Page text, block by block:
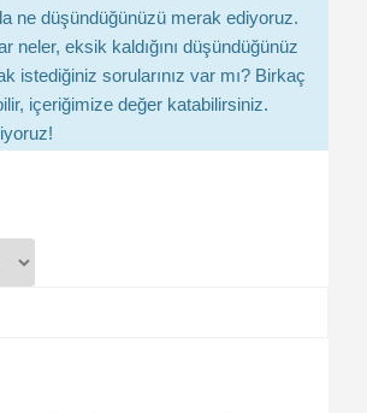
ne düşündüğünüzü merak ediyoruz.
neler, eksik kaldığını düşündüğünüz
istediğiniz sorularınız var mı? Birkaç
içeriğimize değer katabilirsiniz.